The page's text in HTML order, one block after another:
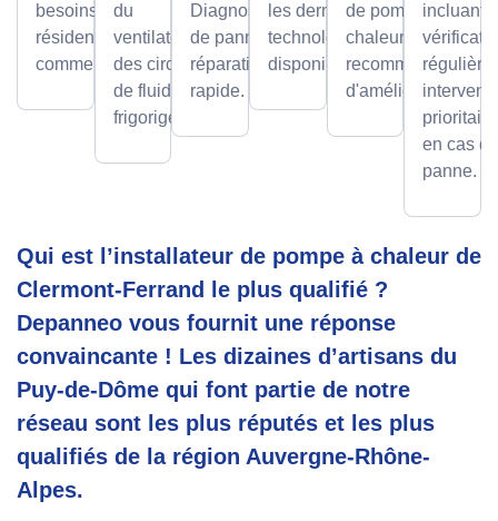
besoins
résidentiels ou
commerciaux.
du
ventilateur et
des circuits
de fluide
frigorigène.
Diagnostic
de panne et
réparation
rapide.
les dernières
technologies
disponibles.
de pompe à
chaleur et
recommandations
d'améliorations.
incluant
en cas
panne.
Qui est l’installateur de pompe à chaleur de
Clermont-Ferrand le plus qualifié ?
Depanneo vous fournit une réponse
convaincante ! Les dizaines d’artisans du
Puy-de-Dôme qui font partie de notre
réseau sont les plus réputés et les plus
qualifiés de la région Auvergne-Rhône-
Alpes.